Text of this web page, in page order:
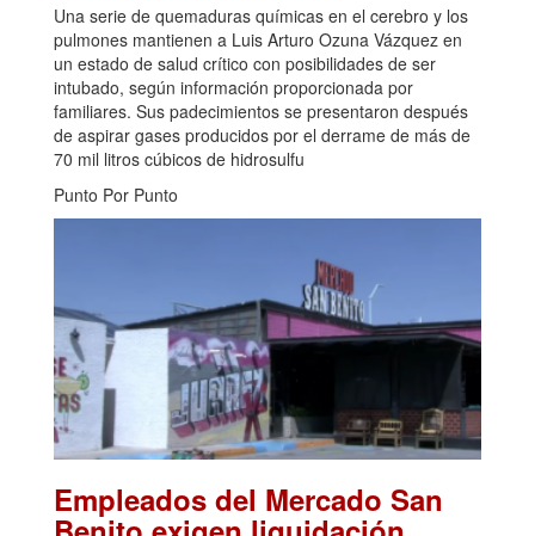
Una serie de quemaduras químicas en el cerebro y los
pulmones mantienen a Luis Arturo Ozuna Vázquez en
un estado de salud crítico con posibilidades de ser
intubado, según información proporcionada por
familiares. Sus padecimientos se presentaron después
de aspirar gases producidos por el derrame de más de
70 mil litros cúbicos de hidrosulfu
Punto Por Punto
Empleados del Mercado San